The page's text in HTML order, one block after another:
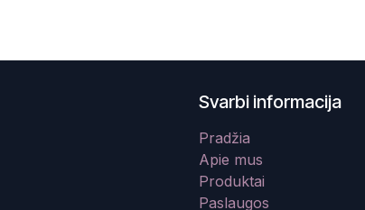
Svarbi informacija
Pradžia
Apie mus
Produktai
Paslaugos